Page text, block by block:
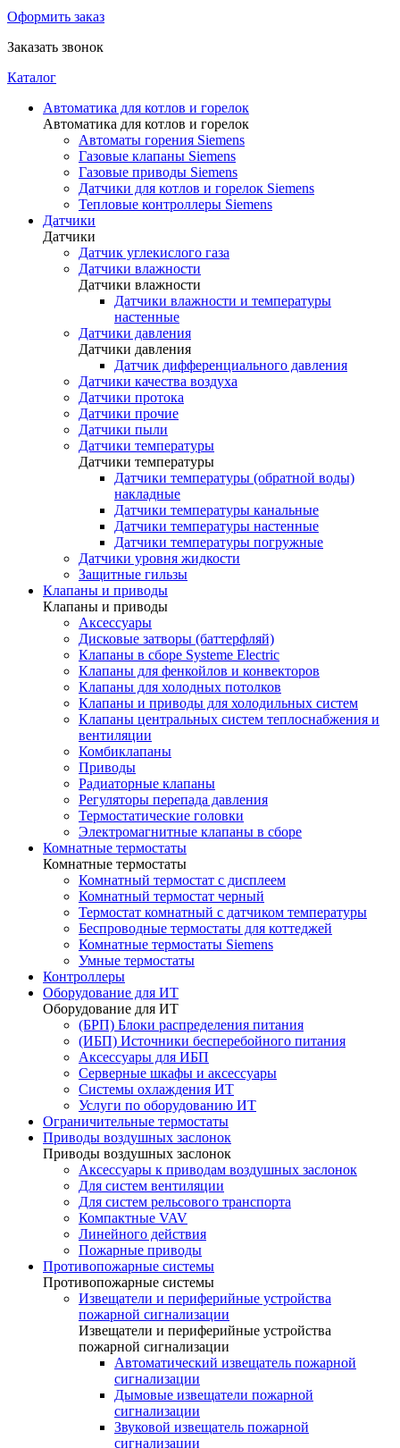
Оформить заказ
Заказать звонок
Каталог
Автоматика для котлов и горелок
Автоматика для котлов и горелок
Автоматы горения Siemens
Газовые клапаны Siemens
Газовые приводы Siemens
Датчики для котлов и горелок Siemens
Тепловые контроллеры Siemens
Датчики
Датчики
Датчик углекислого газа
Датчики влажности
Датчики влажности
Датчики влажности и температуры
настенные
Датчики давления
Датчики давления
Датчик дифференциального давления
Датчики качества воздуха
Датчики протока
Датчики прочие
Датчики пыли
Датчики температуры
Датчики температуры
Датчики температуры (обратной воды)
накладные
Датчики температуры канальные
Датчики температуры настенные
Датчики температуры погружные
Датчики уровня жидкости
Защитные гильзы
Клапаны и приводы
Клапаны и приводы
Аксессуары
Дисковые затворы (баттерфляй)
Клапаны в сборе Systeme Electric
Клапаны для фенкойлов и конвекторов
Клапаны для холодных потолков
Клапаны и приводы для холодильных систем
Клапаны центральных систем теплоснабжения и
вентиляции
Комбиклапаны
Приводы
Радиаторные клапаны
Регуляторы перепада давления
Термостатические головки
Электромагнитные клапаны в сборе
Комнатные термостаты
Комнатные термостаты
Комнатный термостат с дисплеем
Комнатный термостат черный
Термостат комнатный с датчиком температуры
Беспроводные термостаты для коттеджей
Комнатные термостаты Siemens
Умные термостаты
Контроллеры
Оборудование для ИТ
Оборудование для ИТ
(БРП) Блоки распределения питания
(ИБП) Источники бесперебойного питания
Аксессуары для ИБП
Серверные шкафы и аксессуары
Системы охлаждения ИТ
Услуги по оборудованию ИТ
Ограничительные термостаты
Приводы воздушных заслонок
Приводы воздушных заслонок
Аксессуары к приводам воздушных заслонок
Для систем вентиляции
Для систем рельсового транспорта
Компактные VAV
Линейного действия
Пожарные приводы
Противопожарные системы
Противопожарные системы
Извещатели и периферийные устройства
пожарной сигнализации
Извещатели и периферийные устройства
пожарной сигнализации
Автоматический извещатель пожарной
сигнализации
Дымовые извещатели пожарной
сигнализации
Звуковой извещатель пожарной
сигнализации